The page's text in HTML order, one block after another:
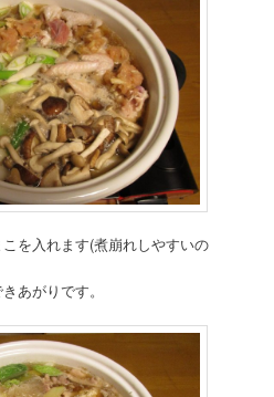
を入れます(煮崩れしやすいの
あがりです。